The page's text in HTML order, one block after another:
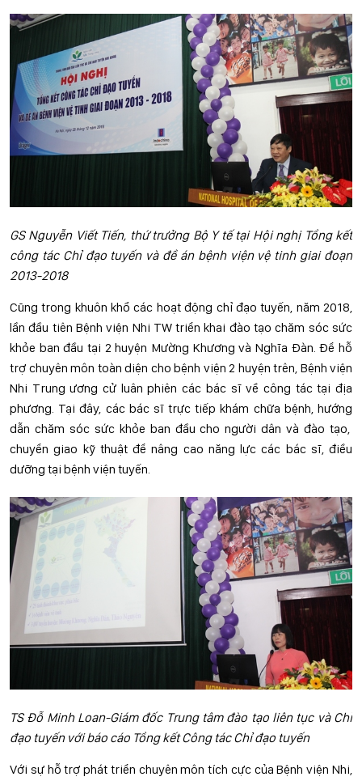
GS Nguyễn Viết Tiến, thứ trưởng Bộ Y tế tại Hội nghị Tổng kết
công tác Chỉ đạo tuyến và đề án bệnh viện vệ tinh giai đoạn
2013-2018
Cũng trong khuôn khổ các hoạt động chỉ đạo tuyến, năm 2018,
lần đầu tiên Bệnh viện Nhi TW triển khai đào tạo chăm sóc sức
khỏe ban đầu tại 2 huyện Mường Khương và Nghĩa Đàn. Để hỗ
trợ chuyên môn toàn diện cho bệnh viện 2 huyện trên, Bệnh viện
Nhi Trung ương cử luân phiên các bác sĩ về công tác tại địa
phương. Tại đây, các bác sĩ trực tiếp khám chữa bệnh, hướng
dẫn chăm sóc sức khỏe ban đầu cho người dân và đào tạo,
chuyển giao kỹ thuật để nâng cao năng lực các bác sĩ, điều
dưỡng tại bệnh viện tuyến.
TS Đỗ Minh Loan-Giám đốc Trung tâm đào tạo liên tục và Chỉ
đạo tuyến với báo cáo Tổng kết Công tác Chỉ đạo tuyến
Với sự hỗ trợ phát triển chuyên môn tích cực của Bệnh viện Nhi,